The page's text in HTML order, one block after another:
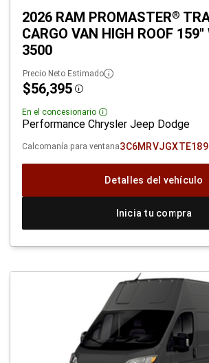
2026 RAM PROMASTER®
CARGO VAN HIGH ROOF 159"
3500
Precio Neto Estimado
$56,395 Disclosure
En el concesionario Disclosure
Performance Chrysler Jeep Dodge
Calcomanía para ventana
Detalles del vehículo
Inicia tu compra